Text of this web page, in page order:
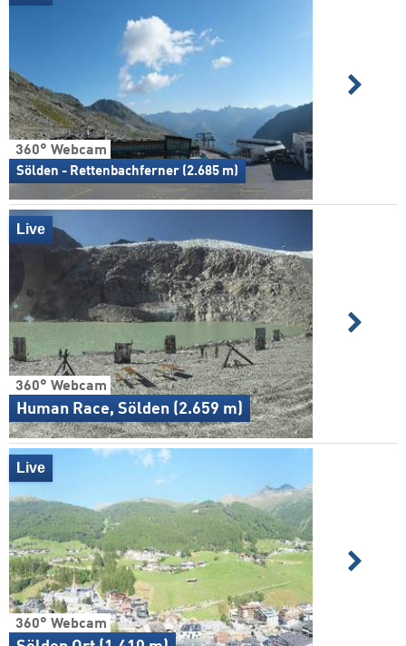
360° Webcam
Sölden - Rettenbachferner (2.685 m)
360° Webcam
Human Race, Sölden (2.659 m)
Live
360° Webcam
Live